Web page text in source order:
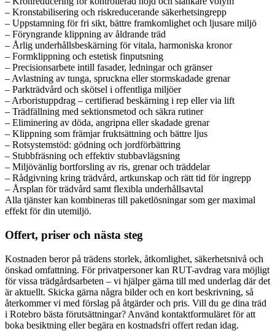
– Kronstabilisering och riskreducerande säkerhetsingrepp
– Uppstamning för fri sikt, bättre framkomlighet och ljusare miljö
– Föryngrande klippning av åldrande träd
– Årlig underhållsbeskärning för vitala, harmoniska kronor
– Formklippning och estetisk finputsning
– Precisionsarbete intill fasader, ledningar och gränser
– Avlastning av tunga, spruckna eller stormskadade grenar
– Parkträdvård och skötsel i offentliga miljöer
– Arboristuppdrag – certifierad beskärning i rep eller via lift
– Trädfällning med sektionsmetod och säkra rutiner
– Eliminering av döda, angripna eller skadade grenar
– Klippning som främjar fruktsättning och bättre ljus
– Rotsystemstöd: gödning och jordförbättring
– Stubbfräsning och effektiv stubbavlägsning
– Miljövänlig bortforsling av ris, grenar och träddelar
– Rådgivning kring trädvård, artkunskap och rätt tid för ingrepp
– Årsplan för trädvård samt flexibla underhållsavtal
Alla tjänster kan kombineras till paketlösningar som ger maximal
effekt för din utemiljö.
Offert, priser och nästa steg
Kostnaden beror på trädens storlek, åtkomlighet, säkerhetsnivå och
önskad omfattning. För privatpersoner kan RUT-avdrag vara möjligt
för vissa trädgårdsarbeten – vi hjälper gärna till med underlag där det
är aktuellt. Skicka gärna några bilder och en kort beskrivning, så
återkommer vi med förslag på åtgärder och pris. Vill du ge dina träd
i Rotebro bästa förutsättningar? Använd kontaktformuläret för att
boka besiktning eller begära en kostnadsfri offert redan idag.